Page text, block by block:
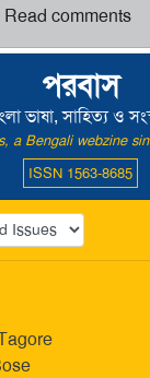
পরবাস
ভাষা, সাহিত্য ও
a Bengali webzine
ISSN 1563-8685
Read comments